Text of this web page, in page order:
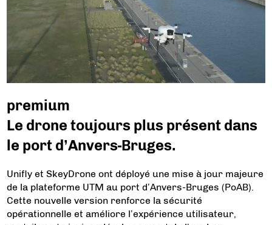
premium
Le drone toujours plus présent dans
le port d’Anvers-Bruges.
Unifly et SkeyDrone ont déployé une mise à jour majeure
de la plateforme UTM au port d’Anvers-Bruges (PoAB).
Cette nouvelle version renforce la sécurité
opérationnelle et améliore l’expérience utilisateur,